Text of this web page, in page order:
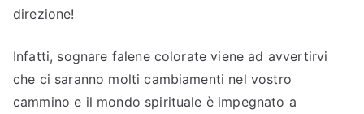
direzione!
Infatti, sognare falene colorate viene ad avvertirvi
che ci saranno molti cambiamenti nel vostro
cammino e il mondo spirituale è impegnato a